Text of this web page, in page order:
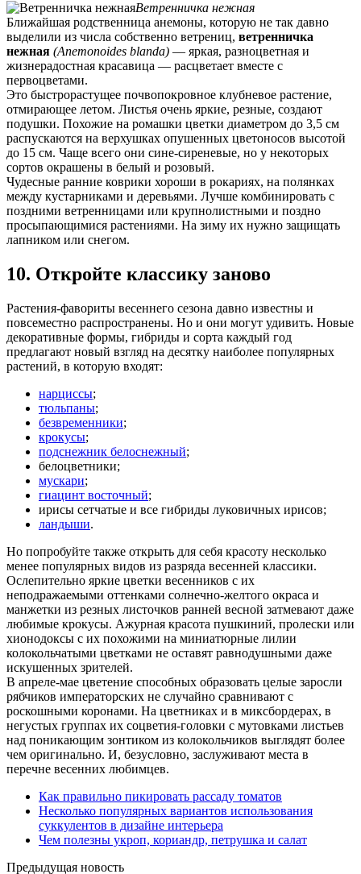
Ветренничка нежная
Ближайшая родственница анемоны, которую не так давно
выделили из числа собственно ветрениц, ветренничка
нежная (Anemonoides blanda) — яркая, разноцветная и
жизнерадостная красавица — расцветает вместе с
первоцветами.
Это быстрорастущее почвопокровное клубневое растение,
отмирающее летом. Листья очень яркие, резные, создают
подушки. Похожие на ромашки цветки диаметром до 3,5 см
распускаются на верхушках опушенных цветоносов высотой
до 15 см. Чаще всего они сине-сиреневые, но у некоторых
сортов окрашены в белый и розовый.
Чудесные ранние коврики хороши в рокариях, на полянках
между кустарниками и деревьями. Лучше комбинировать с
поздними ветренницами или крупнолистными и поздно
просыпающимися растениями. На зиму их нужно защищать
лапником или снегом.
10. Откройте классику заново
Растения-фавориты весеннего сезона давно известны и
повсеместно распространены. Но и они могут удивить. Новые
декоративные формы, гибриды и сорта каждый год
предлагают новый взгляд на десятку наиболее популярных
растений, в которую входят:
нарциссы;
тюльпаны;
безвременники;
крокусы;
подснежник белоснежный;
белоцветники;
мускари;
гиацинт восточный;
ирисы сетчатые и все гибриды луковичных ирисов;
ландыши.
Но попробуйте также открыть для себя красоту несколько
менее популярных видов из разряда весенней классики.
Ослепительно яркие цветки весенников с их
неподражаемыми оттенками солнечно-желтого окраса и
манжетки из резных листочков ранней весной затмевают даже
любимые крокусы. Ажурная красота пушкиний, пролески или
хионодоксы с их похожими на миниатюрные лилии
колокольчатыми цветками не оставят равнодушными даже
искушенных зрителей.
В апреле-мае цветение способных образовать целые заросли
рябчиков императорских не случайно сравнивают с
роскошными коронами. На цветниках и в миксбордерах, в
негустых группах их соцветия-головки с мутовками листьев
над поникающим зонтиком из колокольчиков выглядят более
чем оригинально. И, безусловно, заслуживают места в
перечне весенних любимцев.
Как правильно пикировать рассаду томатов
Несколько популярных вариантов использования
суккулентов в дизайне интерьера
Чем полезны укроп, кориандр, петрушка и салат
Предыдущая новость